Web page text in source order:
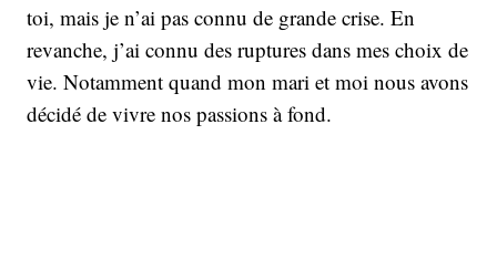
toi, mais je n’ai pas connu de grande crise. En
revanche, j’ai connu des ruptures dans mes choix de
vie. Notamment quand mon mari et moi nous avons
décidé de vivre nos passions à fond.